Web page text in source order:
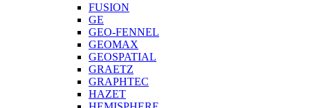
FUSION
GE
GEO-FENNEL
GEOMAX
GEOSPATIAL
GRAETZ
GRAPHTEC
HAZET